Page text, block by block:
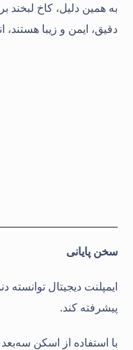
به همین دلیل، کاخ لبخند
دقیق، ایمن و زیبا
سخن پایانی
ایمپلنت دیجیتال توانسته
پیشرفته کند.
با استفاده از اسکن